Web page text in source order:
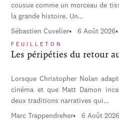
cousue comme un morceau de
la grande histoire. Un…
Sébastien Cuvelier 6 Août 2026
FEUILLETON
Les péripéties du retour
Lorsque Christopher Nolan
cinéma et que Matt Damon
deux traditions narratives qui…
Marc Trappendreher 6 Août